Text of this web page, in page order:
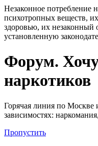
Незаконное потребление
психотропных веществ,
здоровью, их незаконный
установленную
Регистрация
Форум.
наркотиков
Горячая линия по
зависимостях:
Пропустить